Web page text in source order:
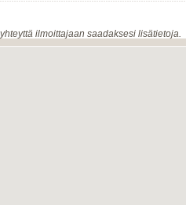
ilmoittajaan saadaksesi lisätietoja.